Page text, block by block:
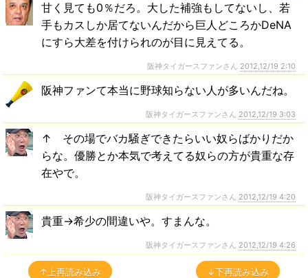
甘く見ても0％だろ。大した補強もしてないし、若
手もカスしか居てないんだから巨人どころかDeNA
にすら大差を付けられのが目に見えてる。
阪神タイガースファンさん 2012,12/19 2:10
阪神ファンて本当に野球知らない人が多いんだね。
阪神タイガースファンさん 2012,12/19 3:03
↑ その場でバカ騒ぎできたらいい奴らばかりだか
らな。優勝とか本気で考えてる奴らの方が貴重な存
在やで。
阪神タイガースファンさん 2012,12/19 4:20
貴重→希少の間違いや。すまんな。
阪神タイガースファンさん 2012,12/19 4:26
↑上再読み込み ↓下再読み込み